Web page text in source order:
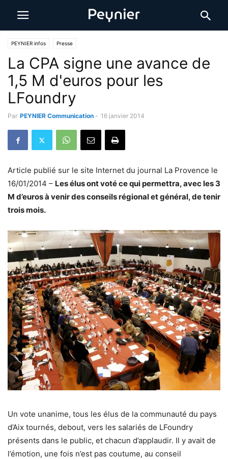
PEYNIER infos Presse
La CPA signe une avance de
1,5 M d'euros pour les
LFoundry
Par PEYNIER Communication - 16 janvier 2014
Article publié sur le site Internet du journal La Provence le
16/01/2014 – Les élus ont voté ce qui permettra, avec les 3
M d’euros à venir des conseils régional et général, de tenir
trois mois.
Un vote unanime, tous les élus de la communauté du pays
d’Aix tournés, debout, vers les salariés de LFoundry
présents dans le public, et chacun d’applaudir. Il y avait de
l’émotion, une fois n’est pas coutume, au conseil